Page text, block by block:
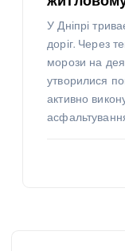
У Дніпрі
доріг. Через
морози на
утворилися
активно